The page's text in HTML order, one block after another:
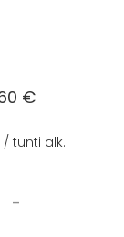
€
tunti alk.
-